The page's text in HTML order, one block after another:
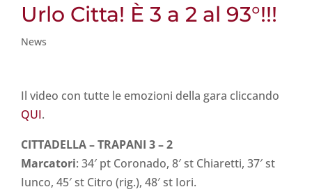
Urlo Citta! È 3 a 2 al 93°!!!
News
Il video con tutte le emozioni della gara cliccando
QUI.
CITTADELLA – TRAPANI 3 – 2
Marcatori: 34′ pt Coronado, 8′ st Chiaretti, 37′ st
Iunco, 45′ st Citro (rig.), 48′ st Iori.